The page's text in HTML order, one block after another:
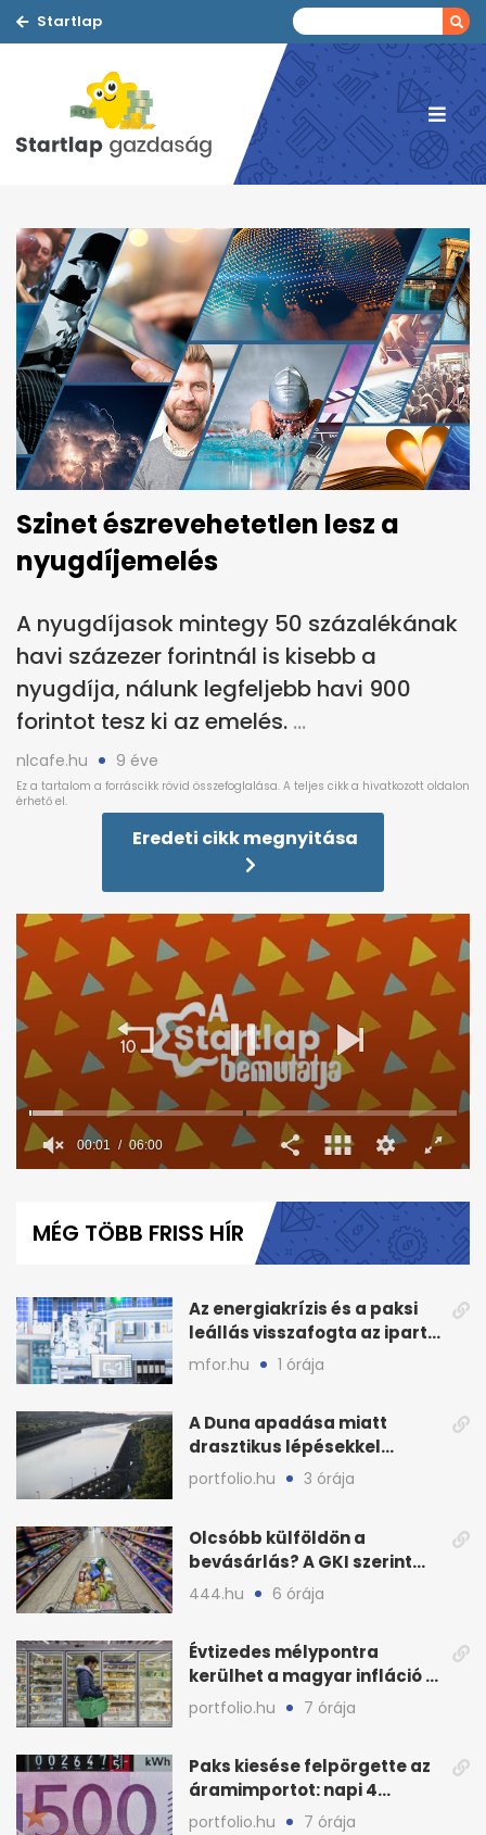
Startlap
Szinet észrevehetetlen lesz a
nyugdíjemelés
A nyugdíjasok mintegy 50 százalékának
havi százezer forintnál is kisebb a
nyugdíja, nálunk legfeljebb havi 900
forintot tesz ki az emelés.
nlcafe.hu 9 éve
Eredeti cikk megnyitása
minutes,
00:02 06:00
MÉG TÖBB FRISS HÍR
Az energiakrízis és a paksi
leállás visszafogta az ipart,
nyáron kisebb a kár
mfor.hu 1 órája
A Duna apadása miatt
drasztikus lépésekkel
védenék a cernavodăi
atomerőművet
portfolio.hu 3 órája
Olcsóbb külföldön a
bevásárlás? A GKI szerint
zárkózott a magyar árszint
444.hu 6 órája
Évtizedes mélypontra
kerülhet a magyar infláció a
KSH új adata szerint
portfolio.hu 7 órája
Paks kiesése felpörgette az
áramimportot: napi 4
milliárd forintos számla
portfolio.hu 7 órája